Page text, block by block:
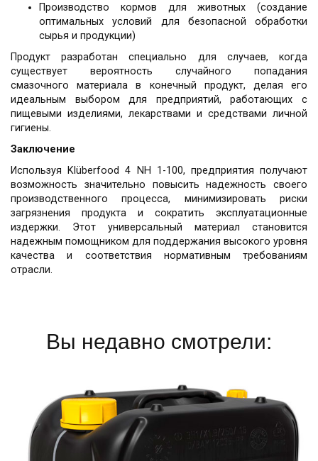
Производство кормов для животных (создание
оптимальных условий для безопасной обработки
сырья и продукции)
Продукт разработан специально для случаев, когда
существует вероятность случайного попадания
смазочного материала в конечный продукт, делая его
идеальным выбором для предприятий, работающих с
пищевыми изделиями, лекарствами и средствами личной
гигиены.
Заключение
Используя Klüberfood 4 NH 1-100, предприятия получают
возможность значительно повысить надежность своего
производственного процесса, минимизировать риски
загрязнения продукта и сократить эксплуатационные
издержки. Этот универсальный материал становится
надежным помощником для поддержания высокого уровня
качества и соответствия нормативным требованиям
отрасли.
Вы недавно смотрели: